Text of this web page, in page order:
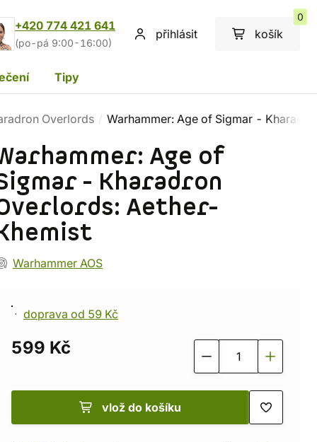
+420 774 421 641
(po-pá 9:00-16:00)
přihlásit košík
0
Tipy
Overlords Warhammer: Age of Sigmar -
Age of
- Kharadron
Aether-
Warhammer AOS
doprava od 59 Kč
599 Kč
vlož do košíku